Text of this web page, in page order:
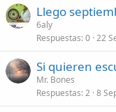
Llego
6aly
Respuestas 0 22
Si quieren
Mr. Bones
Respuestas 2 8